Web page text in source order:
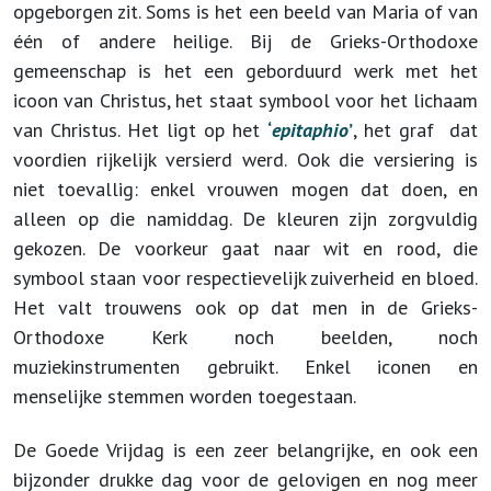
opgeborgen zit. Soms is het een beeld van Maria of van
één of andere heilige. Bij de Grieks-Orthodoxe
gemeenschap is het een geborduurd werk met het
icoon van Christus, het staat symbool voor het lichaam
van Christus. Het ligt op het ‘epitaphio’, het graf dat
voordien rijkelijk versierd werd. Ook die versiering is
niet toevallig: enkel vrouwen mogen dat doen, en
alleen op die namiddag. De kleuren zijn zorgvuldig
gekozen. De voorkeur gaat naar wit en rood, die
symbool staan voor respectievelijk zuiverheid en bloed.
Het valt trouwens ook op dat men in de Grieks-
Orthodoxe Kerk noch beelden, noch
muziekinstrumenten gebruikt. Enkel iconen en
menselijke stemmen worden toegestaan.
De Goede Vrijdag is een zeer belangrijke, en ook een
bijzonder drukke dag voor de gelovigen en nog meer